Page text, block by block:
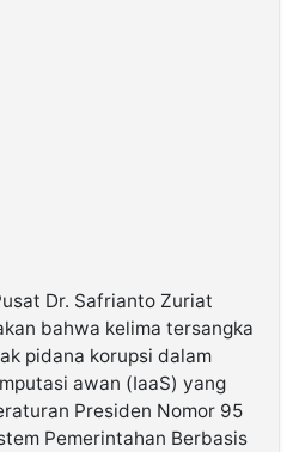
Dr. Safrianto Zuriat
bahwa kelima tersangka
pidana korupsi dalam
awan (IaaS) yang
Presiden Nomor 95
Pemerintahan Berbasis